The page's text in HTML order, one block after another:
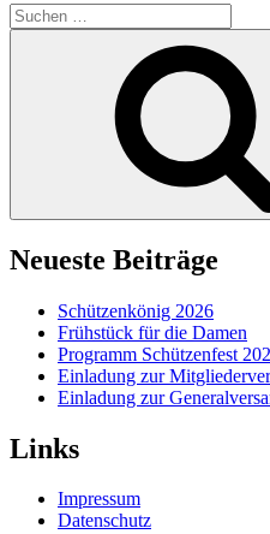
Suchen
nach:
Neueste Beiträge
Schützenkönig 2026
Frühstück für die Damen
Programm Schützenfest
Einladung zur
Einladung zur
Links
Impressum
Datenschutz